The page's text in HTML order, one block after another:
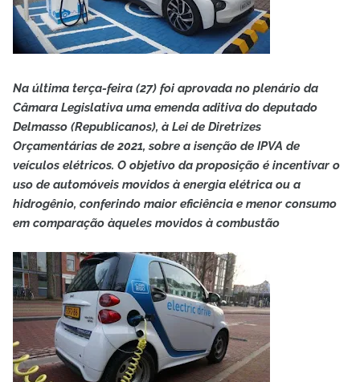
Na última terça-feira (27) foi aprovada no plenário da
Câmara Legislativa uma emenda aditiva do deputado
Delmasso (Republicanos), à Lei de Diretrizes
Orçamentárias de 2021, sobre a isenção de IPVA de
veículos elétricos. O objetivo da proposição é incentivar o
uso de automóveis movidos à energia elétrica ou a
hidrogênio, conferindo maior eficiência e menor consumo
em comparação àqueles movidos à combustão